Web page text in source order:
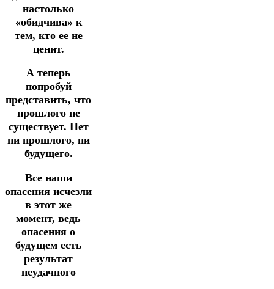
настолько
«обидчива» к
тем, кто ее не
ценит.
А теперь
попробуй
представить, что
прошлого не
существует. Нет
ни прошлого, ни
будущего.
Все наши
опасения исчезли
в этот же
момент, ведь
опасения о
будущем есть
результат
неудачного